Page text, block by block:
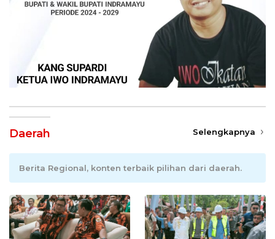
Daerah Selengkapnya
Berita Regional, konten terbaik pilihan dari daerah.